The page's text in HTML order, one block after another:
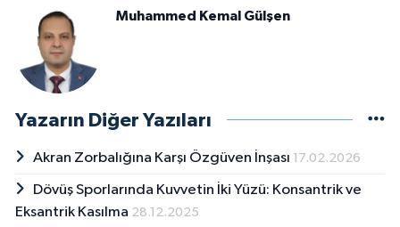
Muhammed Kemal Gülşen
Yazarın Diğer Yazıları
Akran Zorbalığına Karşı Özgüven İnşası 17.02.2026
Dövüş Sporlarında Kuvvetin İki Yüzü: Konsantrik ve
Eksantrik Kasılma 28.12.2025